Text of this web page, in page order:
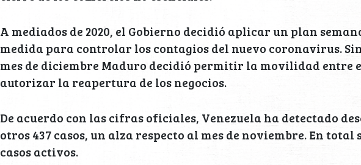
A mediados de 2020, el Gobierno decidió aplicar un plan
medida para controlar los contagios del nuevo coronavirus.
mes de diciembre Maduro decidió permitir la movilidad entre
autorizar la reapertura de los negocios.
De acuerdo con las cifras oficiales, Venezuela ha detectado
otros 437 casos, un alza respecto al mes de noviembre. En total
casos activos.